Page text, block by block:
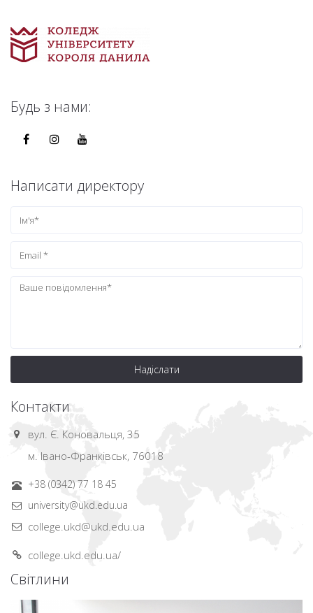
Будь з нами:
Написати директору
Надіслати
Контакти
вул. Є. Коновальця, 35
м. Івано-Франківськ, 76018
+38 (0342) 77 18 45
university@ukd.edu.ua
college.ukd@ukd.edu.ua
college.ukd.edu.ua/
Світлини